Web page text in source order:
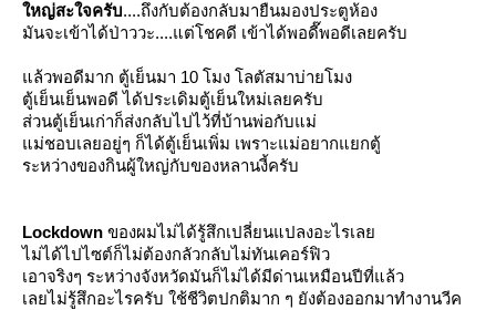
หญ่สะใจครับ....ถึงกับต้องกลับมายืนมองประตูห้อง
มันจะเข้าได้ป่าววะ....แต่โชคดี เข้าได้พอดี๊พอดีเลยครับ
ล้วพอดีมาก ตู้เย็นมา 10 โมง โลตัสมาบ่ายโมง
ตู้เย็นเย็นพอดี ได้ประเดิมตู้เย็นใหม่เลยครับ
ส่วนตู้เย็นเก่าก็ส่งกลับไปไว้ที่บ้านพ่อกับแม่
ม่ชอบเลยอยู่ๆ ก็ได้ตู้เย็นเพิ่ม เพราะแม่อยากแยกตู้
ระหว่างของกินผู้ใหญ่กับของหลานงี้ครับ
Lockdown ของผมไม่ได้รู้สึกเปลี่ยนแปลงอะไรเล
ไม่ได้ไปไซต์ก็ไม่ต้องกลัวกลับไม่ทันเคอร์ฟิว
เอาจริงๆ ระหว่างจังหวัดมันก็ไม่ได้มีด่านเหมือนปีที่แล้ว
เลยไม่รู้สึกอะไรครับ ใช้ชีวิตปกติมาก ๆ ยังต้องออกมาทำงานวีค